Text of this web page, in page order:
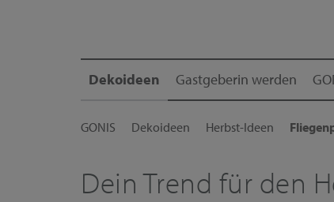
Dekoideen Gastgeberin werden
GONIS Dekoideen Herbst-Ideen
Dein Trend für den